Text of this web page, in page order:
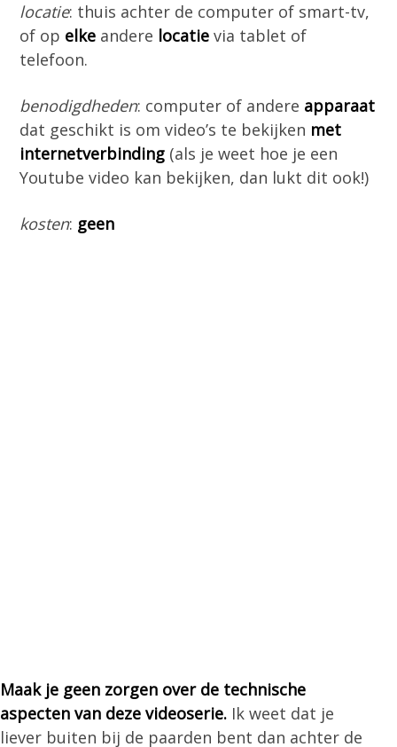
locatie: thuis achter de computer of smart-tv,
of op elke andere locatie via tablet of
telefoon.
benodigdheden: computer of andere apparaat
dat geschikt is om video’s te bekijken met
internetverbinding (als je weet hoe je een
Youtube video kan bekijken, dan lukt dit ook!)
kosten: geen
Maak je geen zorgen over de technische
aspecten van deze videoserie. Ik weet dat je
liever buiten bij de paarden bent dan achter de